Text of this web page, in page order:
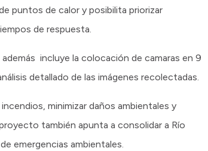
puntos de calor y posibilita priorizar
de respuesta.
incluye la colocación de camaras en 9
detallado de las imágenes recolectadas.
minimizar daños ambientales y
también apunta a consolidar a Río
emergencias ambientales.